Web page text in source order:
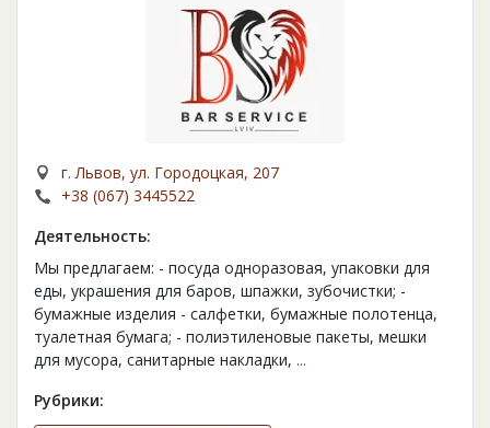
г. Львов, ул. Городоцкая, 207
+38 (067) 3445522
Деятельность:
Мы предлагаем: - посуда одноразовая, упаковки для
еды, украшения для баров, шпажки, зубочистки; -
бумажные изделия - салфетки, бумажные полотенца,
туалетная бумага; - полиэтиленовые пакеты, мешки
для мусора, санитарные накладки, ...
Рубрики: